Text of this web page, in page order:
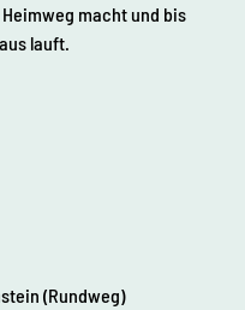
macht und bis
lauft.
(Rundweg)